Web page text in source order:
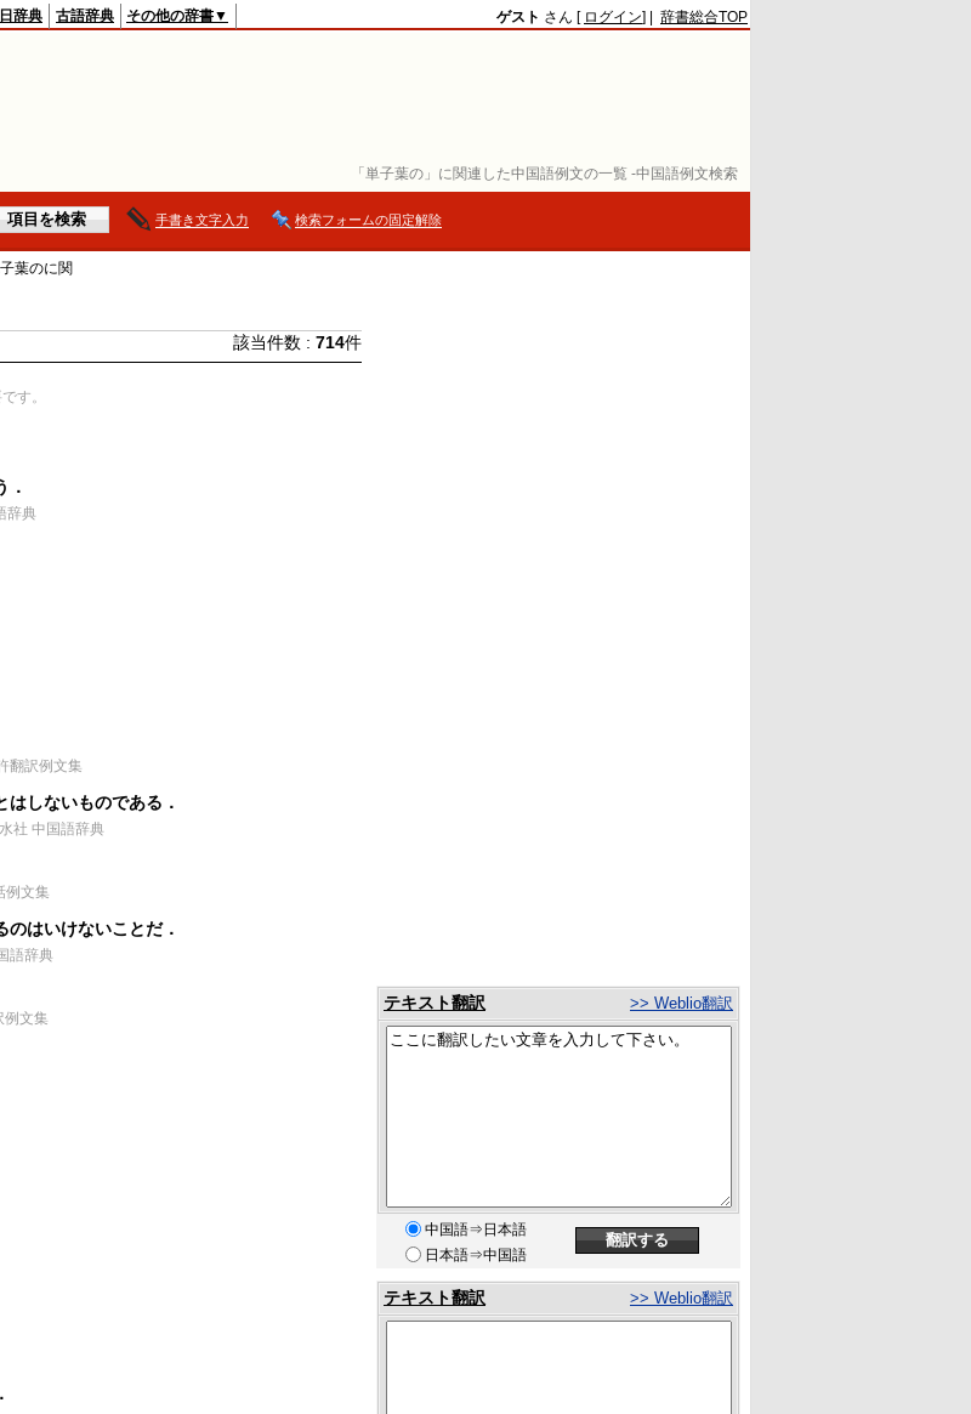
「単子葉の」に関連した中国語例文の一覧 -中国語例文検索
辞典 古語辞典 その他の辞書▼ ゲスト さん [ ログイン] | 辞書総合TOP
手書き文字入力 検索フォームの固定解除
葉のに関
該当件数 : 714件
す。
．
辞典
翻訳例文集
はしないものである．
社 中国語辞典
例文集
のはいけないことだ．
語辞典
例文集
テキスト翻訳 >> Weblio翻訳
中国語⇒日本語
日本語⇒中国語
テキスト翻訳 >> Weblio翻訳